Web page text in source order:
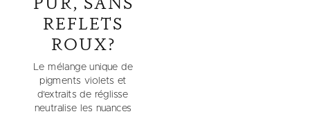
REFLETS
ROUX?
Le mélange unique de
pigments violets et
d’extraits de réglisse
neutralise les nuances